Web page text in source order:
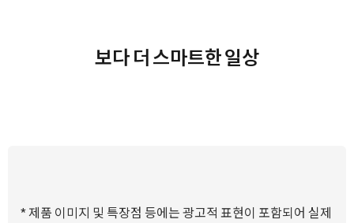
보다 더 스마트한 일상
* 제품 이미지 및 특장점 등에는 광고적 표현이 포함되어 실제